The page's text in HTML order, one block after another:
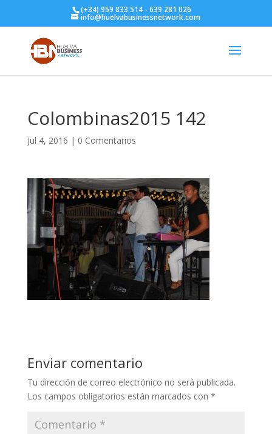
(+34) 959 833 514 - 639 281 026
info@huelvabusinessnetwork.com
Colombinas2015 142
Jul 4, 2016 | 0 Comentarios
Enviar comentario
Tu dirección de correo electrónico no será publicada.
Los campos obligatorios están marcados con *